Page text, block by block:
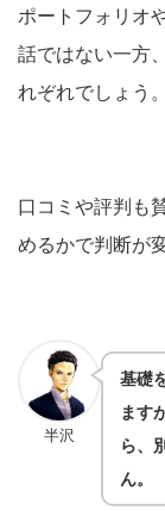
ポートフォリオ
話ではない一方
れぞれでしょう。
口コミや評判も
めるかで判断が
半沢
基礎
ます
ら、
ん。